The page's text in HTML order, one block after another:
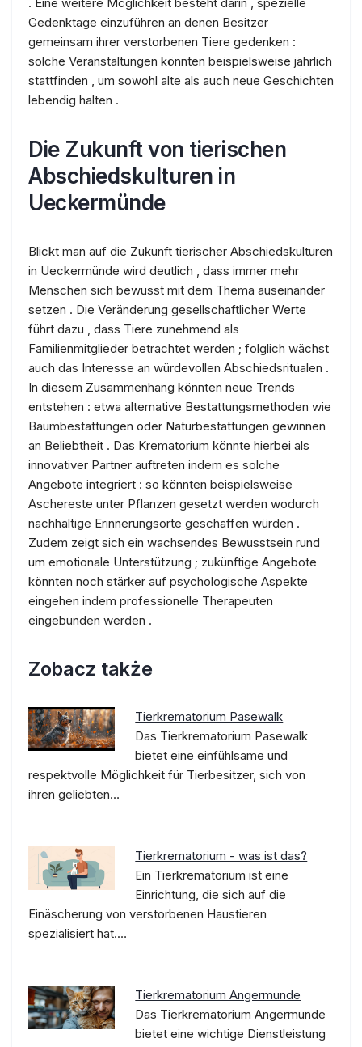
Gedenktage einzuführen an denen Besitzer
gemeinsam ihrer verstorbenen Tiere gedenken :
solche Veranstaltungen könnten beispielsweise jährlich
stattfinden , um sowohl alte als auch neue Geschichten
lebendig halten .
Die Zukunft von tierischen
Abschiedskulturen in
Ueckermünde
Blickt man auf die Zukunft tierischer Abschiedskulturen
in Ueckermünde wird deutlich , dass immer mehr
Menschen sich bewusst mit dem Thema auseinander
setzen . Die Veränderung gesellschaftlicher Werte
führt dazu , dass Tiere zunehmend als
Familienmitglieder betrachtet werden ; folglich wächst
auch das Interesse an würdevollen Abschiedsritualen .
In diesem Zusammenhang könnten neue Trends
entstehen : etwa alternative Bestattungsmethoden wie
Baumbestattungen oder Naturbestattungen gewinnen
an Beliebtheit . Das Krematorium könnte hierbei als
innovativer Partner auftreten indem es solche
Angebote integriert : so könnten beispielsweise
Aschereste unter Pflanzen gesetzt werden wodurch
nachhaltige Erinnerungsorte geschaffen würden .
Zudem zeigt sich ein wachsendes Bewusstsein rund
um emotionale Unterstützung ; zukünftige Angebote
könnten noch stärker auf psychologische Aspekte
eingehen indem professionelle Therapeuten
eingebunden werden .
Zobacz także
Tierkrematorium Pasewalk
Das Tierkrematorium Pasewalk
bietet eine einfühlsame und
respektvolle Möglichkeit für Tierbesitzer, sich von
ihren geliebten…
Tierkrematorium - was ist das?
Ein Tierkrematorium ist eine
Einrichtung, die sich auf die
Einäscherung von verstorbenen Haustieren
spezialisiert hat.…
Tierkrematorium Angermunde
Das Tierkrematorium Angermunde
bietet eine wichtige Dienstleistung